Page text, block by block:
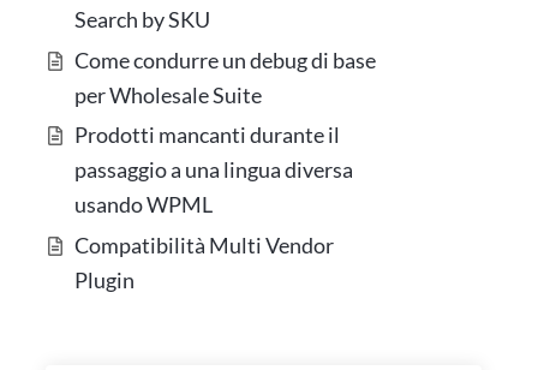
Search by SKU
Come condurre un debug di base
per Wholesale Suite
Prodotti mancanti durante il
passaggio a una lingua diversa
usando WPML
Compatibilità Multi Vendor
Plugin